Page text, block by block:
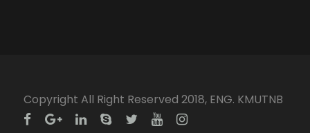
Copyright All Right Reserved 2018, ENG. KMUTNB